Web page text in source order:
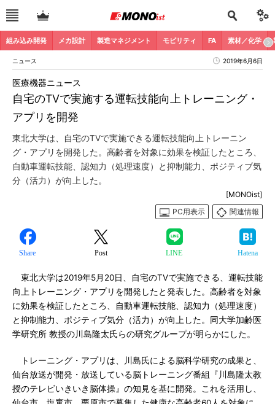
組み込み開発 メカ設計 製造マネジメント モビリティ FA 素材／化学
ニュース 2019年6月6日
自宅のTVで実施する運転技能向上トレーニング・
アプリを開発
医療機器ニュース
東北大学は、自宅のTVで実施できる運転技能向上トレーニン
グ・アプリを開発した。高齢者を対象に効果を検証したところ、
自動車運転技能、認知力（処理速度）と抑制能力、ポジティブ気
分（活力）が向上した。
[MONOist]
PC用表示
関連情報
Share Post LINE Hatena
東北大学は2019年5月20日、自宅のTVで実施できる、運転技能
向上トレーニング・アプリを開発したと発表した。高齢者を対象
に効果を検証したところ、自動車運転技能、認知力（処理速度）
と抑制能力、ポジティブ気分（活力）が向上した。同大学加齢医
学研究所 教授の川島隆太氏らの研究グループが明らかにした。
トレーニング・アプリは、川島氏による脳科学研究の成果と、
仙台放送が開発・放送している脳トレーニング番組『川島隆太教
授のテレビいきいき脳体操』の知見を基に開発。これを活用し、